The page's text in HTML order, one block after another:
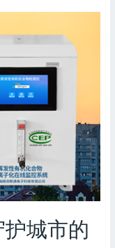
城市的